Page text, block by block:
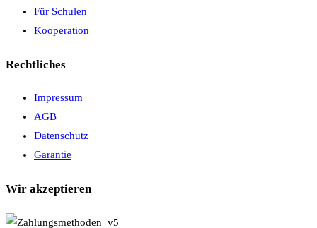
Für Schulen
Kooperation
Rechtliches
Impressum
AGB
Datenschutz
Garantie
Wir akzeptieren